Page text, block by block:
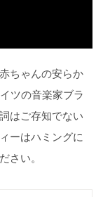
ちゃんの安らか
ツの音楽家ブラ
はご存知でない
ーはハミングに
さい。